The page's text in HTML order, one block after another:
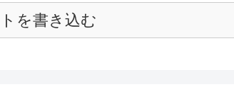
を書き込む